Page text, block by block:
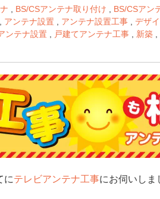
BS/CSアンテナ取り付け BS/CSアン
アンテナ設置 アンテナ設置工事 デザ
ンテナ設置 戸建てアンテナ工事 新築
にテレビアンテナ工事にお伺いしま